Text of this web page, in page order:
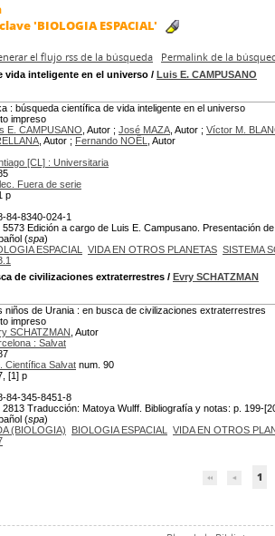
'BIOLOGIA ESPACIAL'
el flujo rss de la búsqueda Permalink de la
vida inteligente en el universo / Luis E. CAMPUSANO
: búsqueda científica de vida inteligente en el universo
impreso
E. CAMPUSANO , Autor ; José MAZA , Autor ; Víctor M.
, Autor ; Fernando NOËL
, Autor
[CL] : Universitaria
Fuera de serie
p
84-8340-024-1
5573 Edición a cargo de Luis E. Campusano. Presentación
(spa)
ESPACIAL VIDA EN OTROS PLANETAS SISTEMA
de civilizaciones extraterrestres / Evry SCHATZMAN
niños de Urania : en busca de civilizaciones extraterrestres
impreso
SCHATZMAN , Autor
: Salvat
Científica Salvat num. 90
[1] p
84-345-8451-8
2813 Traducción: Matoya Wulff. Bibliografía y notas: p. 199-
(spa)
(BIOLOGIA) BIOLOGIA ESPACIAL VIDA EN OTROS
1